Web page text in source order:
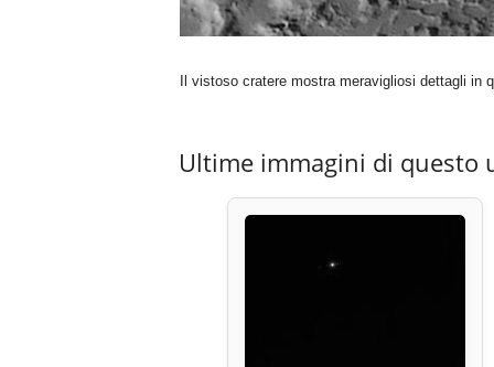
Il vistoso cratere mostra meravigliosi dettagli in
Ultime immagini di questo